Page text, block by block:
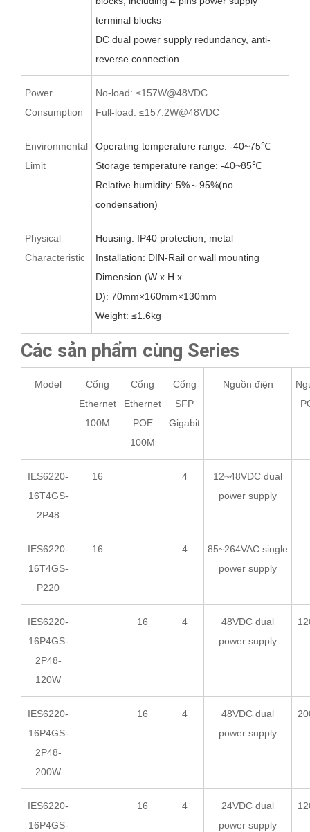
terminal blocks
DC dual power supply redundancy, anti-
reverse connection
Power
Consumption
No-load: ≤157W@48VDC
Full-load: ≤157.2W@48VDC
Environmental
Limit
Operating temperature range: -40~75℃
Storage temperature range: -40~85℃
Relative humidity: 5%～95%(no
condensation)
Physical
Characteristic
Housing: IP40 protection, metal
Installation: DIN-Rail or wall mounting
Dimension (W x H x
D): 70mm×160mm×130mm
Weight: ≤1.6kg
Các sản phẩm cùng Series
Model
Cổng
Ethernet
100M
Cổng
Ethernet
POE
100M
Cổng
SFP
Gigabit
Nguồn điện
IES6220-
16T4GS-
2P48
16 4
12~48VDC dual
power supply
IES6220-
16T4GS-
P220
16 4
85~264VAC single
power supply
IES6220-
16P4GS-
2P48-
120W
16 4
48VDC dual
power supply
IES6220-
16P4GS-
2P48-
200W
16 4
48VDC dual
power supply
IES6220-
16P4GS-
16 4
24VDC dual
power supply